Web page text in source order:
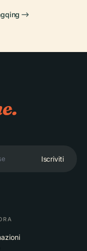
Iscriviti